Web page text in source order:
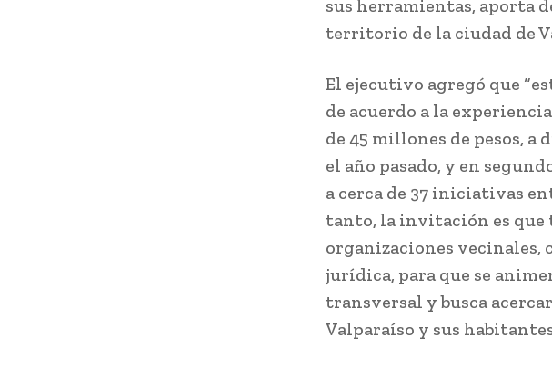
sus herramientas, aporta
territorio de la ciudad de
El ejecutivo agregó que
de acuerdo a la
de 45 millones de pesos,
el año pasado, y en
a cerca de 37 iniciativas
tanto, la invitación es que
organizaciones vecinales,
jurídica, para que se
transversal y busca
Valparaíso y sus